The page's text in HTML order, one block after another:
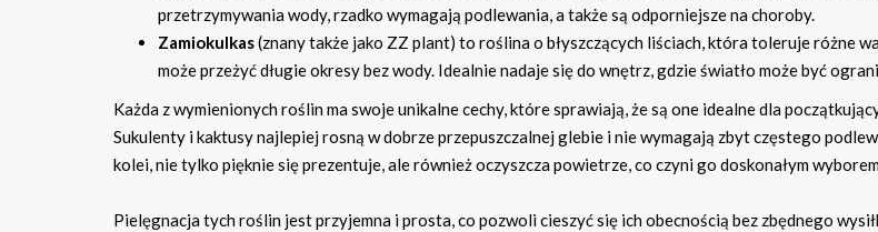
przetrzymywania wody, rzadko wymagają podlewania, a także są odporniejsze na choroby.
Zamiokulkas(znany także jako ZZ plant) to roślina o błyszczących liściach, która toleruje różne
może przeżyć długie okresy bez wody. Idealnie nadaje się do wnętrz, gdzie światło może być
Każda z wymienionych roślin ma swoje unikalne cechy, które sprawiają, że są one idealne dla
Sukulenty i kaktusy najlepiej rosną w dobrze przepuszczalnej glebie i nie wymagają zbyt częstego
kolei, nie tylko pięknie się prezentuje, ale również oczyszcza powietrze, co czyni go doskonałym
Pielęgnacja tych roślin jest przyjemna i prosta, co pozwoli cieszyć się ich obecnością bez zbędnego